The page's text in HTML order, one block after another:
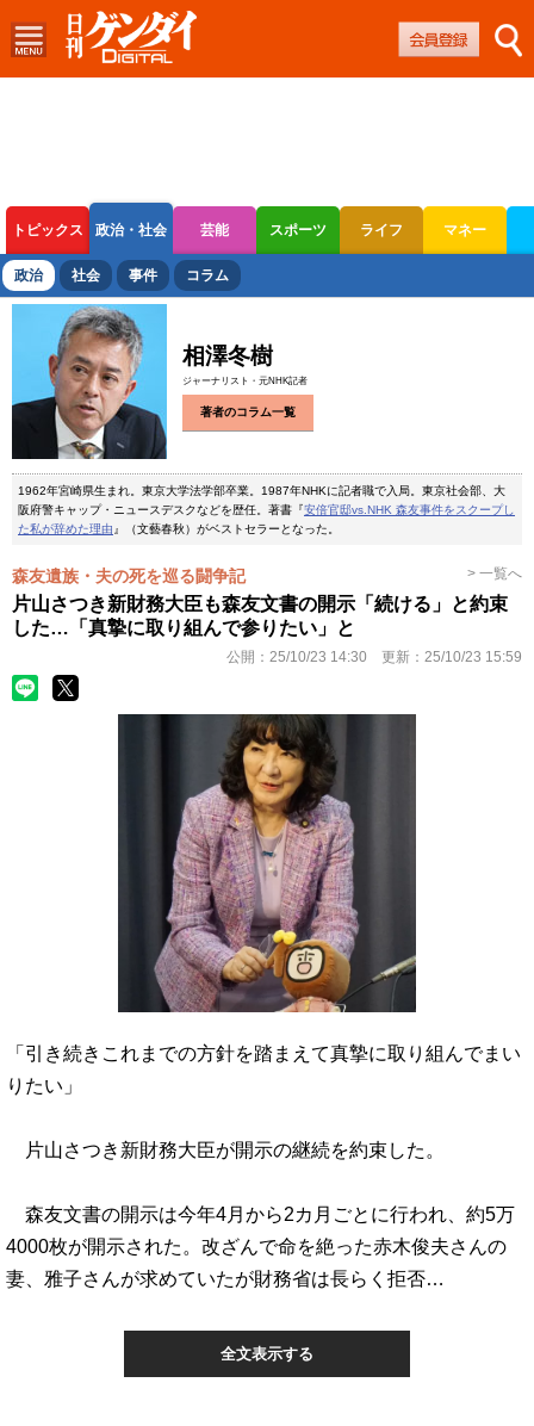
トピックス 政治・社会 芸能 スポーツ ライフ マネー
ボートレース 競輪 オートレース
政治 社会 事件 コラム
相澤冬樹
ジャーナリスト・元NHK記者
著者のコラム一覧
1962年宮崎県生まれ。東京大学法学部卒業。1987年NHKに記者職で入局。東京社会部、大
阪府警キャップ・ニュースデスクなどを歴任。著書『安倍官邸vs.NHK 森友事件をスクープし
た私が辞めた理由 』（文藝春秋）がベストセラーとなった。
森友遺族・夫の死を巡る闘争記 > 一覧へ
片山さつき新財務大臣も森友文書の開示「続ける」と約束
した…「真摯に取り組んで参りたい」と
公開： 25/10/23 14:30 更新： 25/10/23 15:59
「引き続きこれまでの方針を踏まえて真摯に取り組んでまい
りたい」
片山さつき新財務大臣が開示の継続を約束した。
森友文書の開示は今年4月から2カ月ごとに行われ、約5万
4000枚が開示された。改ざんで命を絶った赤木俊夫さんの
妻、雅子さんが求めていたが財務省は長らく拒否…
全文表示する